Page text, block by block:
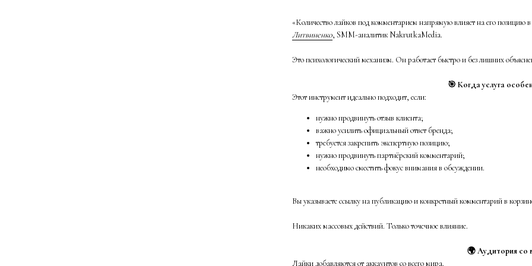
«Количество лайков под комментарием напрямую влияет на его позицию
Литвиненко, SMM-аналитик NakrutkaMedia.
Это психологический механизм. Он работает быстро и без лишних
🎯 Когда услуга
Этот инструмент идеально подходит, если:
нужно продвинуть отзыв клиента;
важно усилить официальный ответ бренда;
требуется закрепить экспертную позицию;
нужно продвинуть партнёрский комментарий;
необходимо сместить фокус внимания в обсуждении.
Вы указываете ссылку на публикацию и конкретный комментарий в
Никаких массовых действий. Только точечное влияние.
🌍 Аудитория со
Лайки добавляются от аккаунтов со всего мира.